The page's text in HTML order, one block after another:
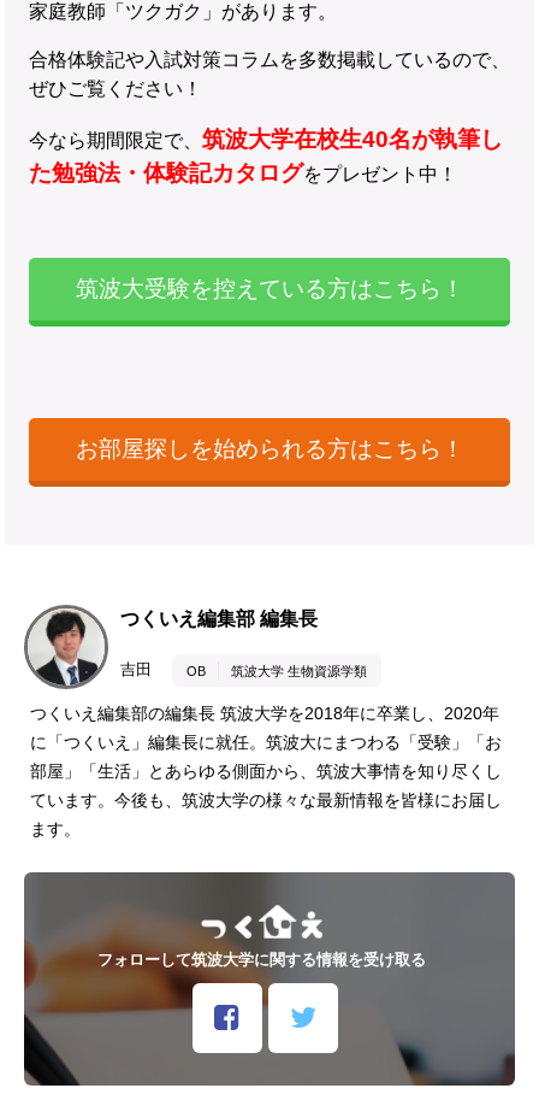
家庭教師「ツクガク」があります。
合格体験記や入試対策コラムを多数掲載しているので、
ぜひご覧ください！
今なら期間限定で、 筑波大学在校生40名が執筆し
た勉強法・体験記カタログをプレゼント中！
筑波大受験を控えている方はこちら！
お部屋探しを始められる方はこちら！
つくいえ編集部 編集長
吉田 OB 筑波大学 生物資源学類
つくいえ編集部の編集長 筑波大学を2018年に卒業し、2020年
に「つくいえ」編集長に就任。筑波大にまつわる「受験」「お
部屋」「生活」とあらゆる側面から、筑波大事情を知り尽くし
ています。今後も、筑波大学の様々な最新情報を皆様にお届し
ます。
フォローして筑波大学に関する情報を受け取る